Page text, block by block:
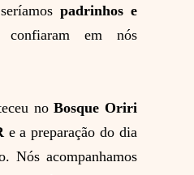
padrinhos e
em nós
noBosque Oriri
e a preparação do dia
Nós acompanhamos